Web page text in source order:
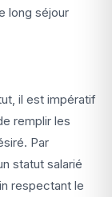
long séjour
il est impératif
remplir les
Par
statut salarié
respectant le